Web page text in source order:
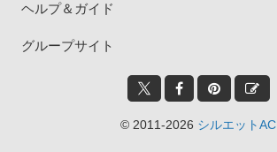
ヘルプ＆ガイド
グループサイト
© 2011-2026 シルエットAC